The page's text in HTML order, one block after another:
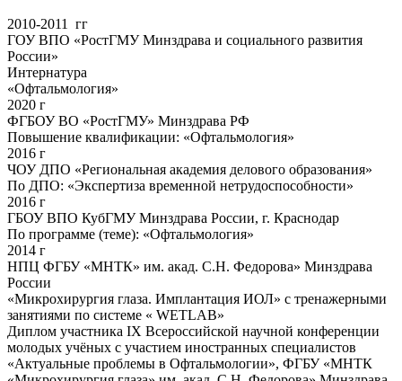
2010-2011 гг
ГОУ ВПО «РостГМУ Минздрава и социального развития
России»
Интернатура
«Офтальмология»
2020 г
ФГБОУ ВО «РостГМУ» Минздрава РФ
Повышение квалификации: «Офтальмология»
2016 г
ЧОУ ДПО «Региональная академия делового образования»
По ДПО: «Экспертиза временной нетрудоспособности»
2016 г
ГБОУ ВПО КубГМУ Минздрава России, г. Краснодар
По программе (теме): «Офтальмология»
2014 г
НПЦ ФГБУ «МНТК» им. акад. С.Н. Федорова» Минздрава
России
«Микрохирургия глаза. Имплантация ИОЛ» с тренажерными
занятиями по системе « WETLAB»
Диплом участника IX Всероссийской научной конференции
молодых учёных с участием иностранных специалистов
«Актуальные проблемы в Офтальмологии», ФГБУ «МНТК